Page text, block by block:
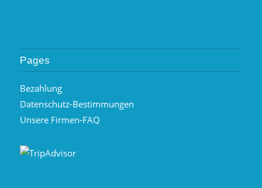
Pages
Bezahlung
Datenschutz-Bestimmungen
Unsere Firmen-FAQ